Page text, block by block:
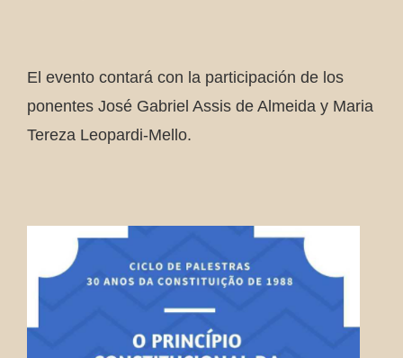
El evento contará con la participación de los
ponentes José Gabriel Assis de Almeida y Maria
Tereza Leopardi-Mello.